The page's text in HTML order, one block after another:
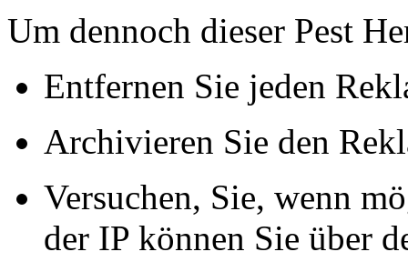
Um dennoch dieser Pest
Entfernen Sie jeden
Archivieren Sie den
Versuchen, Sie, wenn
der IP können Sie über